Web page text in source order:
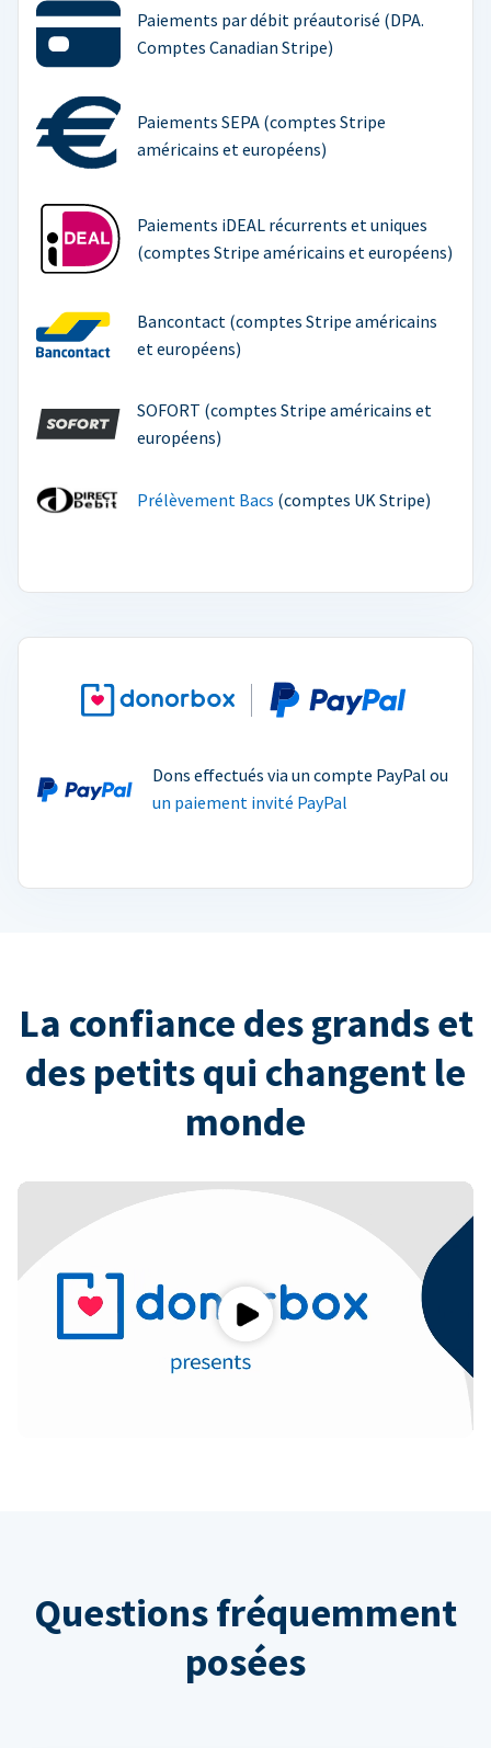
Paiements par débit préautorisé (DPA.
Comptes Canadian Stripe)
Paiements SEPA (comptes Stripe
américains et européens)
Paiements iDEAL récurrents et uniques
(comptes Stripe américains et européens)
Bancontact (comptes Stripe américains
et européens)
SOFORT (comptes Stripe américains et
européens)
Prélèvement Bacs (comptes UK Stripe)
Dons effectués via un compte PayPal ou
un paiement invité PayPal
La confiance des grands et
des petits qui changent le
monde
Play
Questions fréquemment
posées